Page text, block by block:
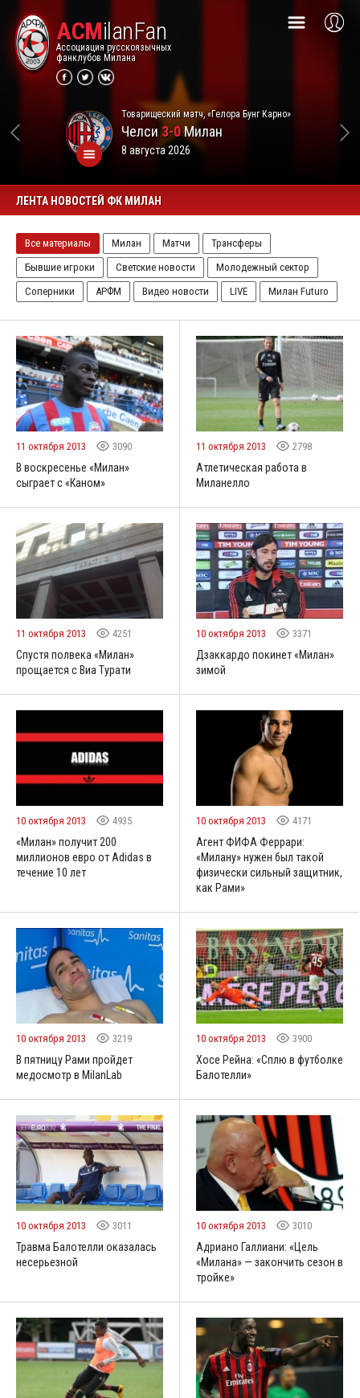
ACMilanFan
Ассоциация русскоязычных
фанклубов Милана
Товарищеский матч, «Гелора Бунг Карно»
Челси3-0Милан
8 августа 2026
ЛЕНТА НОВОСТЕЙ ФК МИЛАН
Все материалы Милан Матчи
Трансферы
Бывшие игроки
Светские новости
Молодежный сектор
Соперники
АРФМ Видео новости LIVE Милан Futuro
11 октября 2013 3090
В воскресенье «Милан»
сыграет с «Каном»
11 октября 2013 2798
Атлетическая работа в
Миланелло
11 октября 2013 4251
Спустя полвека «Милан»
прощается с Виа Турати
10 октября 2013 3371
Дзаккардо покинет «Милан»
зимой
10 октября 2013 4935
«Милан» получит 200
миллионов евро от Adidas в
течение 10 лет
10 октября 2013 4171
Агент ФИФА Феррари:
«Милану» нужен был такой
физически сильный защитник,
как Рами»
10 октября 2013 3219
В пятницу Рами пройдет
медосмотр в MilanLab
10 октября 2013 3900
Хосе Рейна: «Сплю в футболке
Балотелли»
10 октября 2013 3011
Травма Балотелли оказалась
несерьезной
10 октября 2013 3010
Адриано Галлиани: «Цель
«Милана» — закончить сезон в
тройке»